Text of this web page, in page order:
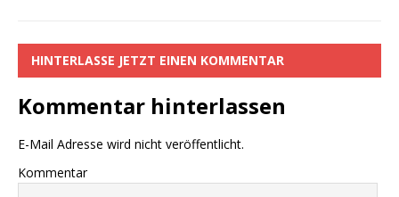
k
HINTERLASSE JETZT EINEN KOMMENTAR
Kommentar hinterlassen
E-Mail Adresse wird nicht veröffentlicht.
Kommentar